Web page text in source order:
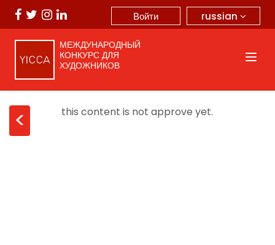
russian
Войти
МЕЖДУНАРОДНЫЙ
КОНКУРС ДЛЯ
ХУДОЖНИКОВ
< this content is not approve yet.